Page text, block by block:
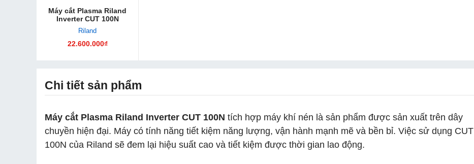
Máy cắt Plasma Riland
Inverter CUT 100N
Riland
22.600.000₫
Chi tiết sản phẩm
Máy cắt Plasma Riland Inverter CUT 100N tích hợp máy khí nén là sản phẩm được sản xuất trên dây
chuyền hiện đại. Máy có tính năng tiết kiệm năng lượng, vận hành mạnh mẽ và bền bỉ. Việc sử dụng CUT
100N của Riland sẽ đem lại hiệu suất cao và tiết kiệm được thời gian lao động.